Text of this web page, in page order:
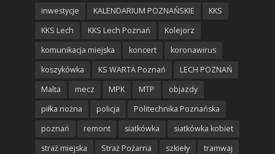
inwestycje
KALENDARIUM POZNAŃSKIE
KKS
KKS Lech
KKS Lech Poznań
Kolejorz
komunikacja miejska
koncert
koronawirus
koszykówka
KS WARTA Poznań
LECH POZNAŃ
Malta
mecz MPK MTP
objazdy
piłka nożna
policja
Politechnika Poznańska
poznań
remont siatkówka
siatkówka kobiet
straż miejska
Straż Pożarna szkieły
tramwaj